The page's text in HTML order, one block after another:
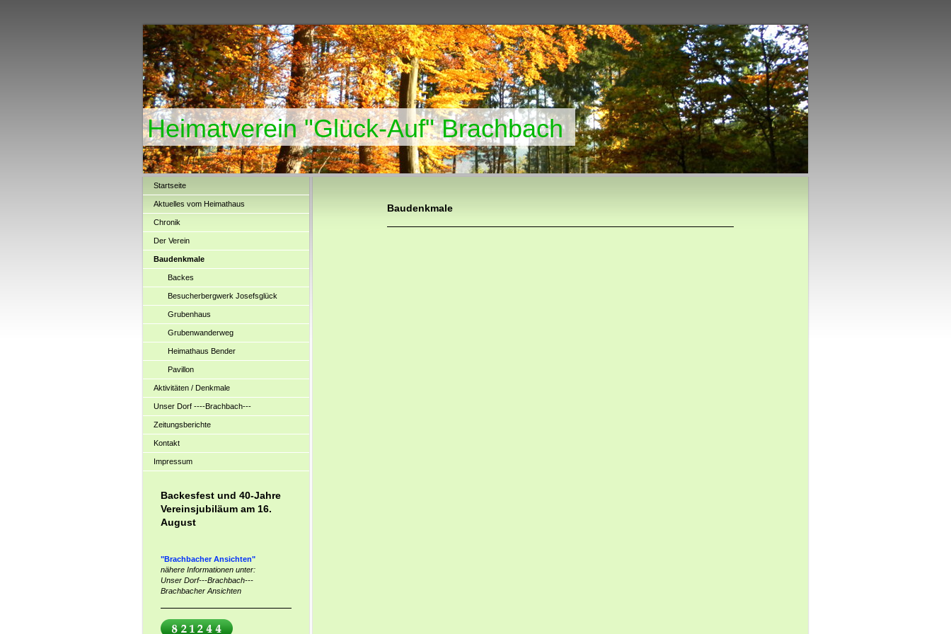
Heimatverein "Glück-Auf" Brachbach
Startseite
Aktuelles vom Heimathaus
Chronik
Der Verein
Baudenkmale
Backes
Besucherbergwerk Josefsglück
Grubenhaus
Grubenwanderweg
Heimathaus Bender
Pavillon
Aktivitäten / Denkmale
Unser Dorf ----Brachbach---
Zeitungsberichte
Kontakt
Impressum
Backesfest und 40-Jahre
Vereinsjubiläum am 16.
August
"Brachbacher Ansichten"
nähere Informationen unter:
Unser Dorf---Brachbach---
Brachbacher Ansichten
Baudenkmale